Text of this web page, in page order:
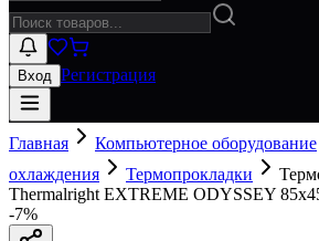
Вход Регистрация
Главная Компьютерное оборудование
охлаждения
Термопрокладки
Thermalright EXTREME ODYSSEY
-7%